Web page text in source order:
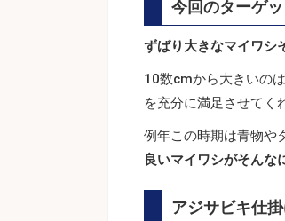
今回のターゲッ
ずばり大きなマイワシ
10数cmから大きいの
を充分に満足させてく
例年この時期は青物や
良いマイワシがそんな
アジサビキ仕